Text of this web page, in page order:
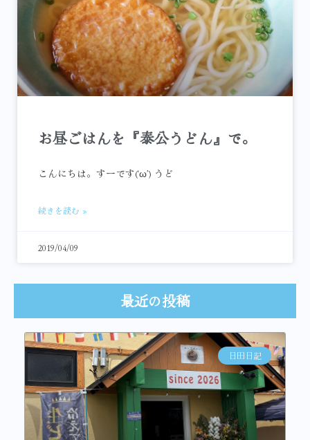
お昼ごはんを『泰公うどん』で。
こんにちは。すーです(‘ω’) うど
続きを読む »
2019/04/09
最近の投稿
日田日記